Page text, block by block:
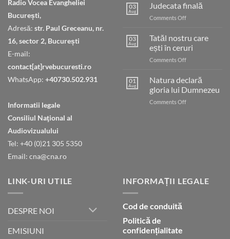
Radio Vocea Evangheliei
București,
Adresă: str. Paul Greceanu, nr.
16, sector 2, București
E-mail:
contact[at]rvebucuresti.ro
WhatsApp: +40730.502.931
Informatii legale
Consiliul Naţional al
Audiovizualului
Tel: +40 (0)21 305 5350
Email: cna@cna.ro
03
Aug
Judecata finală
Comments Offon
03
Aug
Tatăl nostru care
ești în ceruri
Comments Offon
nostru
ești
în
01
Aug
Natura declară
gloria lui Dumnezeu
Comments Offon
LINK-URI UTILE
DESPRE NOI
EMISIUNI
INFORMAȚII LEGALE
Cod de conduită
Politică de
confidențialitate